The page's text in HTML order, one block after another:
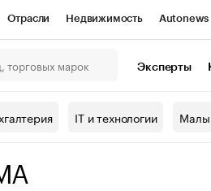
Отрасли Недвижимость Autonews
Проверка контрагентов
Эксперты
IT и технологии